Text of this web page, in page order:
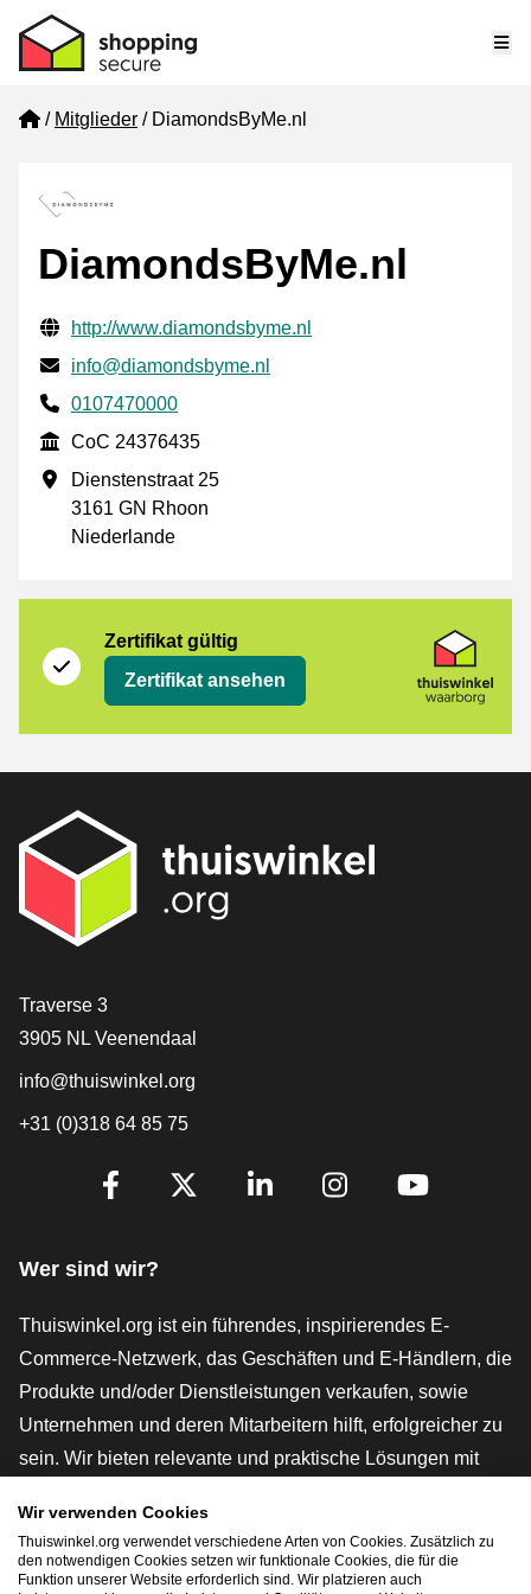
Home
Mitglieder DiamondsByMe.nl
DiamondsByMe.nl
Geprüfte Kontaktinformationen
Website URL
http://www.diamondsbyme.nl
E-mail
info@diamondsbyme.nl
Phone number
0107470000
CoC
CoC 24376435
Geschäftsadresse
Dienstenstraat 25
3161 GN Rhoon
Niederlande
Zertifikat gültig
Zertifikat ansehen
[_General:Contact]
Traverse 3
3905 NL Veenendaal
info@thuiswinkel.org
+31 (0)318 64 85 75
[_General:SocialMediaTitle]
Wer sind wir?
Thuiswinkel.org ist ein führendes, inspirierendes E-
Commerce-Netzwerk, das Geschäften und E-Händlern, die
Produkte und/oder Dienstleistungen verkaufen, sowie
Unternehmen und deren Mitarbeitern hilft, erfolgreicher zu
sein. Wir bieten relevante und praktische Lösungen mit
rechtlichen Instrumenten und Beratung,
Interessenvertretung, Marktforschung und verfügen über
Wir verwenden Cookies
Thuiswinkel.org verwendet verschiedene Arten von Cookies. Zusätzlich zu
den notwendigen Cookies setzen wir funktionale Cookies, die für die
Funktion unserer Website erforderlich sind. Wir platzieren auch